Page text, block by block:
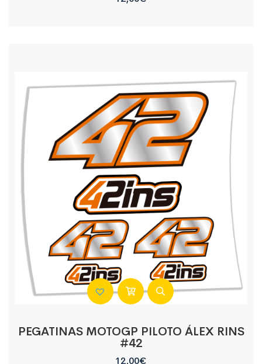
PEGATINAS MOTOGP PILOTO ÁLEX RINS
#42
12,00€